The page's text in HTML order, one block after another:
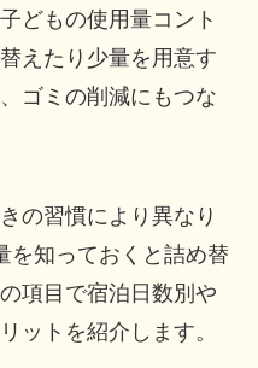
どもの使用量コント
えたり少量を用意す
ゴミの削減にもつな
の習慣により異なり
を知っておくと詰め替
項目で宿泊日数別や
ットを紹介します。